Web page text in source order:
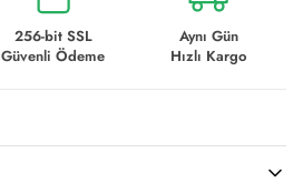
256-bit SSL
Güvenli Ödeme
Aynı Gün
Hızlı Kargo